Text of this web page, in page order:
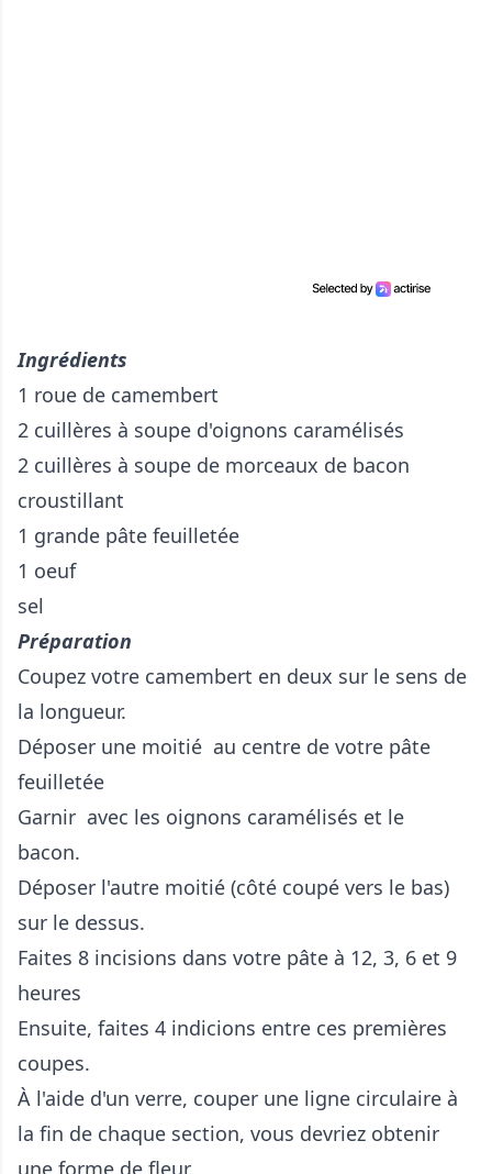
Ingrédients
1 roue de camembert
2 cuillères à soupe d'oignons caramélisés
2 cuillères à soupe de morceaux de bacon
croustillant
1 grande pâte feuilletée
1 oeuf
sel
Préparation
Coupez votre camembert en deux sur le sens de
la longueur.
Déposer une moitié au centre de votre pâte
feuilletée
Garnir avec les oignons caramélisés et le
bacon.
Déposer l'autre moitié (côté coupé vers le bas)
sur le dessus.
Faites 8 incisions dans votre pâte à 12, 3, 6 et 9
heures
Ensuite, faites 4 indicions entre ces premières
coupes.
À l'aide d'un verre, couper une ligne circulaire à
la fin de chaque section, vous devriez obtenir